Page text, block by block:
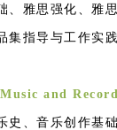
、雅思强化、雅
集指导与工作实
Music and
史、音乐创作基